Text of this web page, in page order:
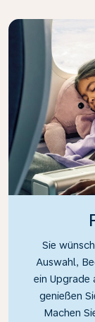
Sie
Auswahl,
ein Upgrade
genießen
Machen